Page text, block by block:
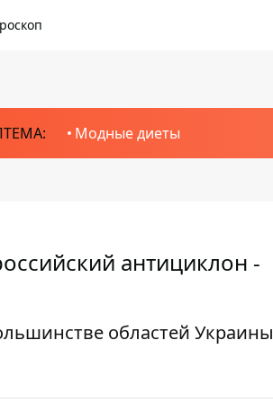
Модные диеты
антициклон -
областей Украины